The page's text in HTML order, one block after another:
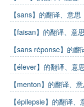
【sans】的翻译、意思
【faisan】的翻译、意思
【sans réponse】的翻
【élever】的翻译、意
【menton】的翻译、
【épilepsie】的翻译、